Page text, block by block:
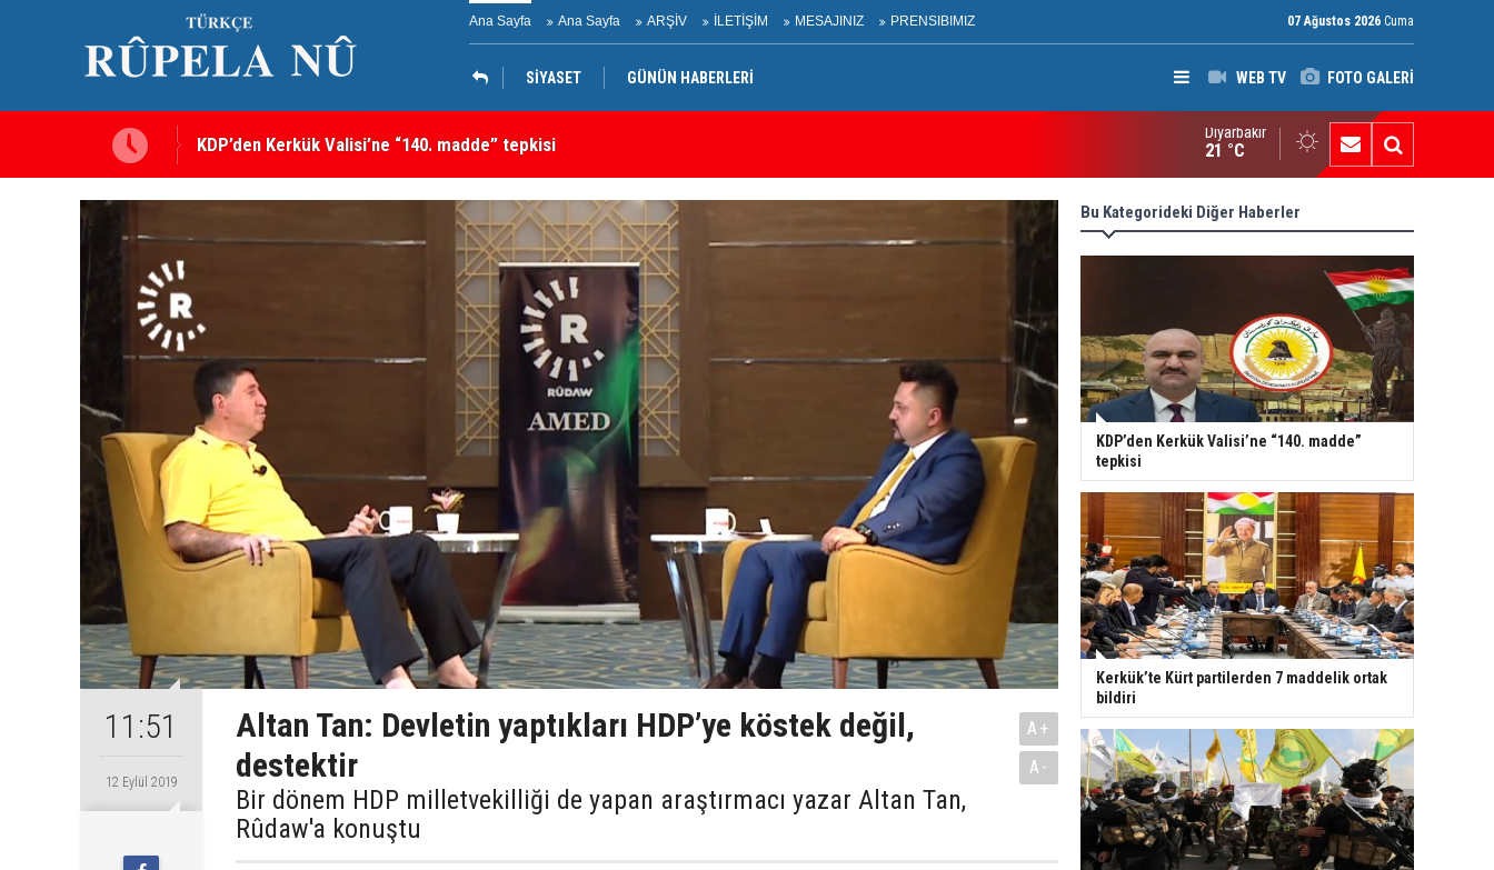
Ana Sayfa Ana Sayfa ARŞİV İLETİŞİM MESAJINIZ PRENSIBIMIZ 07 Ağustos 2026 Cuma
WEB TV FOTO GALERİ
SİYASET GÜNÜN HABERLERİ
KDP’den Kerkük Valisi’ne “140. madde” tepkisi
Kerkük’te Kürt partilerden 7 maddelik ortak bildiri Irak: Silah bırakmayan gruplara terör yasası uygulanacak
Diyarbakır
21 °C
11:51
12 Eylül 2019
Altan Tan: Devletin yaptıkları HDP’ye köstek değil,
destektir
Bir dönem HDP milletvekilliği de yapan araştırmacı yazar Altan Tan,
Rûdaw'a konuştu
A+
A-
Bu Kategorideki Diğer Haberler
KDP’den Kerkük Valisi’ne “140. madde”
tepkisi
Kerkük’te Kürt partilerden 7 maddelik ortak
bildiri